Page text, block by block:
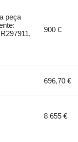
peça
900 €
696,70 €
8 655 €